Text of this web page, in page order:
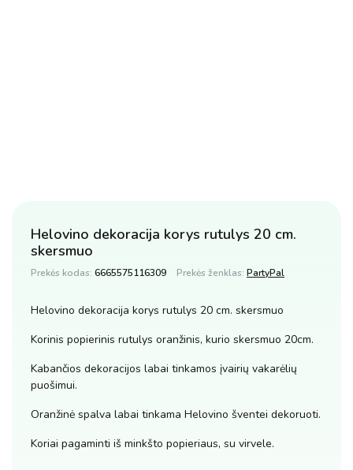
Helovino dekoracija korys rutulys 20 cm.
skersmuo
Prekės kodas: 6665575116309 Prekės ženklas: PartyPal
Helovino dekoracija korys rutulys 20 cm. skersmuo
Korinis popierinis rutulys oranžinis, kurio skersmuo 20cm.
Kabančios dekoracijos labai tinkamos įvairių vakarėlių
puošimui.
Oranžinė spalva labai tinkama Helovino šventei dekoruoti.
Koriai pagaminti iš minkšto popieriaus, su virvele.